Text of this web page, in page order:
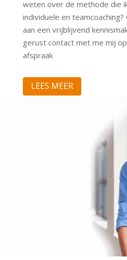
weten over de methode die
individuele en
aan een vrijblijvend
gerust contact met me mij
afspraak
LEES MEER